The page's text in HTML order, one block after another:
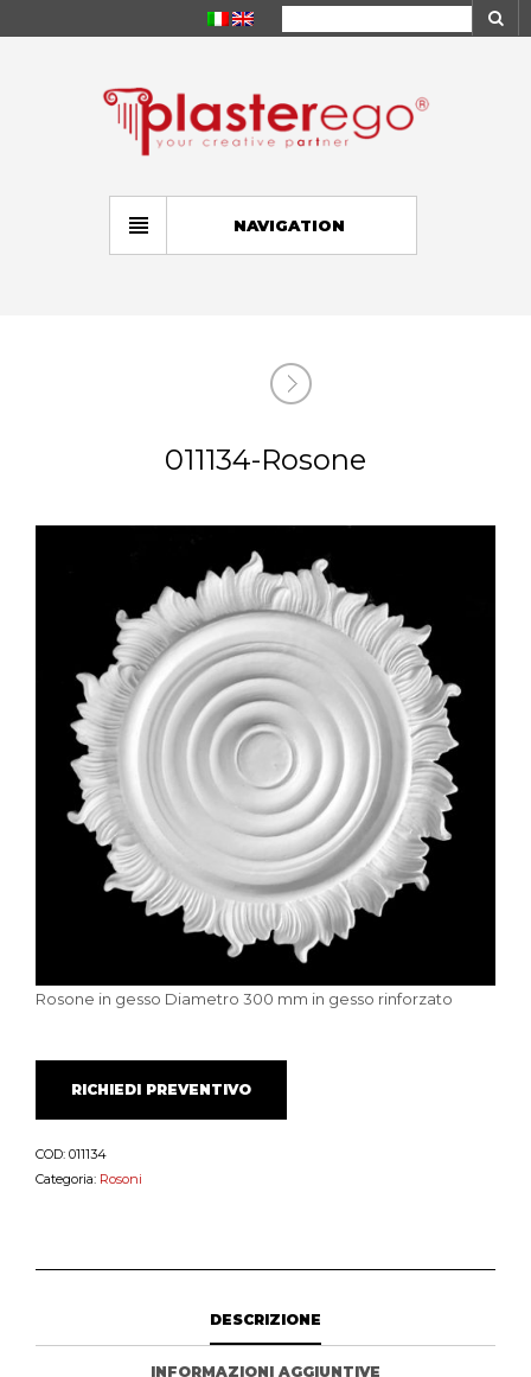
NAVIGATION
011134-Rosone
Rosone in gesso Diametro 300 mm in gesso rinforzato
RICHIEDI PREVENTIVO
COD: 011134
Categoria: Rosoni
DESCRIZIONE
INFORMAZIONI AGGIUNTIVE